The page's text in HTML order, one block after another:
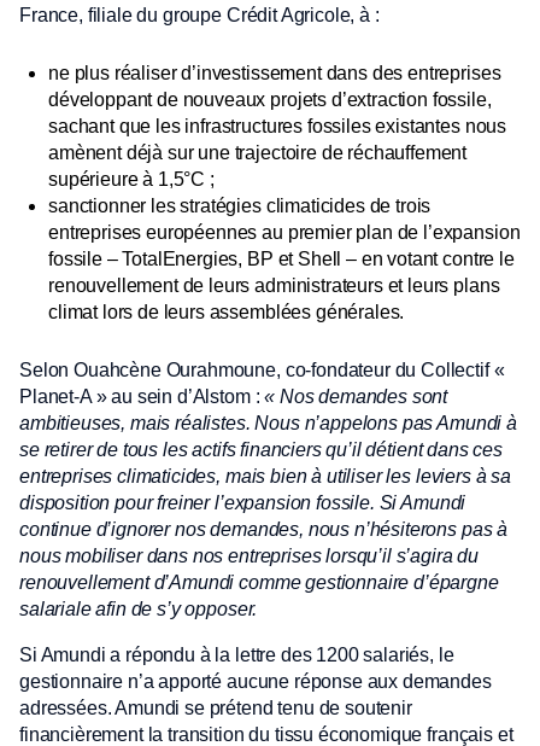
France, filiale du groupe Crédit Agricole, à :
ne plus réaliser d’investissement dans des entreprises
développant de nouveaux projets d’extraction fossile,
sachant que les infrastructures fossiles existantes nous
amènent déjà sur une trajectoire de réchauffement
supérieure à 1,5°C ;
sanctionner les stratégies climaticides de trois
entreprises européennes au premier plan de l’expansion
fossile – TotalEnergies, BP et Shell – en votant contre le
renouvellement de leurs administrateurs et leurs plans
climat lors de leurs assemblées générales.
Selon Ouahcène Ourahmoune, co-fondateur du Collectif «
Planet-A » au sein d’Alstom :« Nos demandes sont
ambitieuses, mais réalistes. Nous n’appelons pas Amundi à
se retirer de tous les actifs financiers qu’il détient dans ces
entreprises climaticides, mais bien à utiliser les leviers à sa
disposition pour freiner l’expansion fossile. Si Amundi
continue d’ignorer nos demandes, nous n’hésiterons pas à
nous mobiliser dans nos entreprises lorsqu’il s’agira du
renouvellement d’Amundi comme gestionnaire d’épargne
salariale afin de s’y opposer.
Si Amundi a répondu à la lettre des 1200 salariés, le
gestionnaire n’a apporté aucune réponse aux demandes
adressées. Amundi se prétend tenu de soutenir
financièrement la transition du tissu économique français et